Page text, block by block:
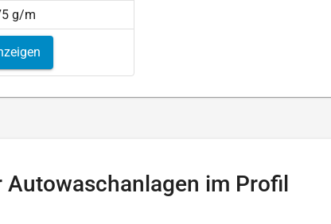
g/m
Autowaschanlagen im Profil